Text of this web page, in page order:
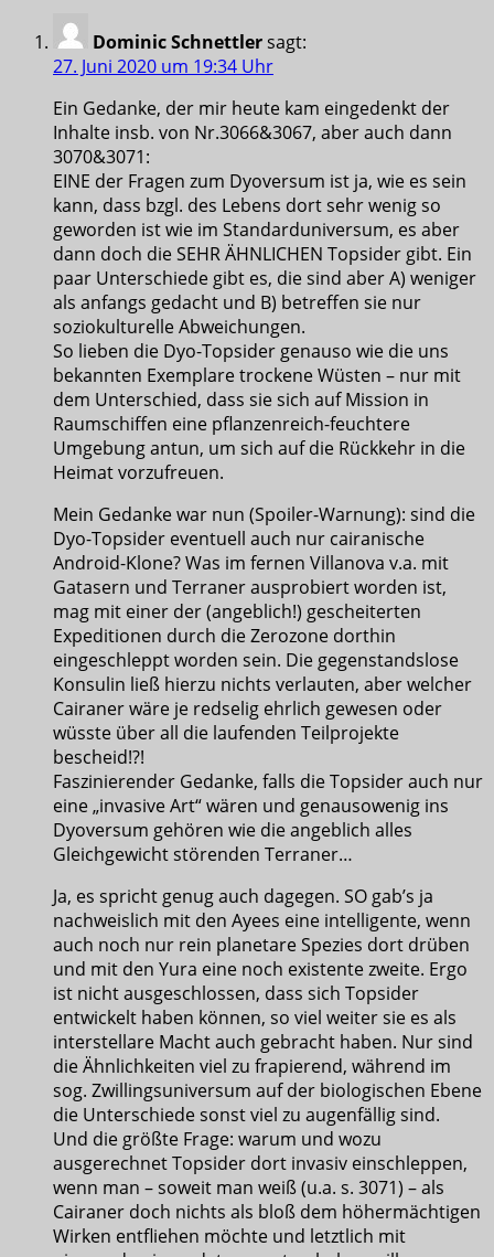
Dominic Schnettlersagt:
27. Juni 2020 um 19:34 Uhr
Ein Gedanke, der mir heute kam eingedenkt der
Inhalte insb. von Nr.3066&3067, aber auch dann
3070&3071:
EINE der Fragen zum Dyoversum ist ja, wie es sein
kann, dass bzgl. des Lebens dort sehr wenig so
geworden ist wie im Standarduniversum, es aber
dann doch die SEHR ÄHNLICHEN Topsider gibt. Ein
paar Unterschiede gibt es, die sind aber A) weniger
als anfangs gedacht und B) betreffen sie nur
soziokulturelle Abweichungen.
So lieben die Dyo-Topsider genauso wie die uns
bekannten Exemplare trockene Wüsten – nur mit
dem Unterschied, dass sie sich auf Mission in
Raumschiffen eine pflanzenreich-feuchtere
Umgebung antun, um sich auf die Rückkehr in die
Heimat vorzufreuen.
Mein Gedanke war nun (Spoiler-Warnung): sind die
Dyo-Topsider eventuell auch nur cairanische
Android-Klone? Was im fernen Villanova v.a. mit
Gatasern und Terraner ausprobiert worden ist,
mag mit einer der (angeblich!) gescheiterten
Expeditionen durch die Zerozone dorthin
eingeschleppt worden sein. Die gegenstandslose
Konsulin ließ hierzu nichts verlauten, aber welcher
Cairaner wäre je redselig ehrlich gewesen oder
wüsste über all die laufenden Teilprojekte
bescheid!?!
Faszinierender Gedanke, falls die Topsider auch nur
eine „invasive Art“ wären und genausowenig ins
Dyoversum gehören wie die angeblich alles
Gleichgewicht störenden Terraner…
Ja, es spricht genug auch dagegen. SO gab’s ja
nachweislich mit den Ayees eine intelligente, wenn
auch noch nur rein planetare Spezies dort drüben
und mit den Yura eine noch existente zweite. Ergo
ist nicht ausgeschlossen, dass sich Topsider
entwickelt haben können, so viel weiter sie es als
interstellare Macht auch gebracht haben. Nur sind
die Ähnlichkeiten viel zu frapierend, während im
sog. Zwillingsuniversum auf der biologischen Ebene
die Unterschiede sonst viel zu augenfällig sind.
Und die größte Frage: warum und wozu
ausgerechnet Topsider dort invasiv einschleppen,
wenn man – soweit man weiß (u.a. s. 3071) – als
Cairaner doch nichts als bloß dem höhermächtigen
Wirken entfliehen möchte und letztlich mit